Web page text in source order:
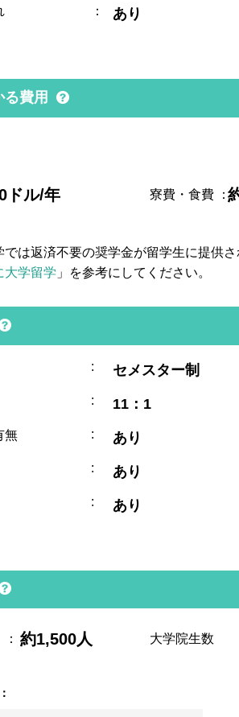
： あり
る費用
ドル/年 寮費・食費 ：
は返済不要の奨学金が留学生に提供
大学留学 」を参考にしてください。
: セメスター制
: 11：1
無 : あり
: あり
: あり
： 約1,500人 大学院生数